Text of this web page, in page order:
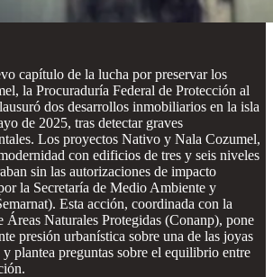
capítulo de la lucha por preservar los
la Procuraduría Federal de Protección al
dos desarrollos inmobiliarios en la isla
de 2025, tras detectar graves
Los proyectos Nativo y Nala Cozumel,
con edificios de tres y seis niveles
sin las autorizaciones de impacto
la Secretaría de Medio Ambiente y
Esta acción, coordinada con la
Naturales Protegidas (Conanp), pone
presión urbanística sobre una de las joyas
plantea preguntas sobre el equilibrio entre